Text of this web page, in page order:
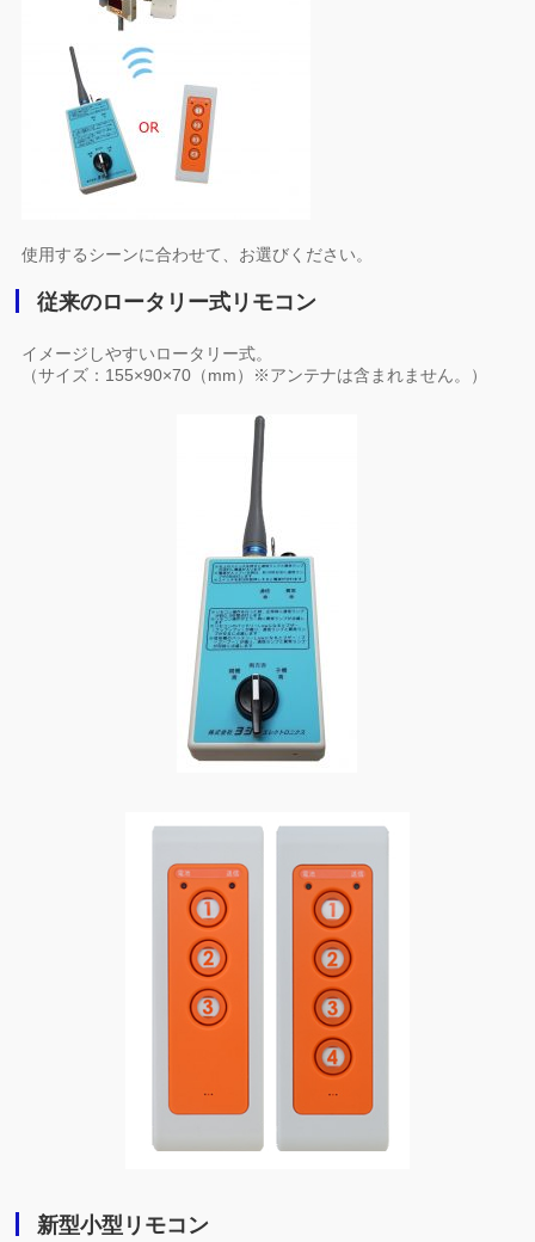
使用するシーンに合わせて、お選びください。
従来のロータリー式リモコン
イメージしやすいロータリー式。
（サイズ：155×90×70（mm）※アンテナは含まれません。）
新型小型リモコン